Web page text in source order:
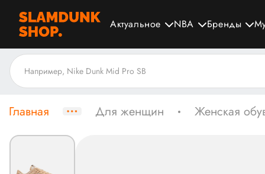
Актуальное NBA Бренды
Главная Для женщин Женская